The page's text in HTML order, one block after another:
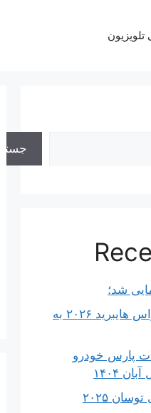
ورود تویوتا کرولا کراس هایبرید ۲۰۲۶ به
پارس خودرو
۱۴۰۴
۲۰۲۵